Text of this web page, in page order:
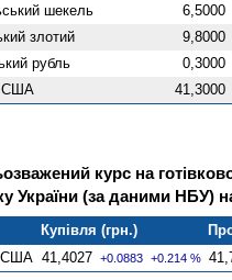
шекель 6,5000
злотий 9,8000
рубль 0,3000
США 41,3000
курс на
України (за даними НБУ)
Купівля (грн.)
США 41,4027 +0.0883 +0.214 %